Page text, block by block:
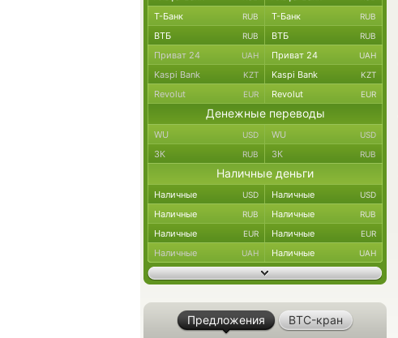
Т-Банк RUB Т-Банк RUB
ВТБ RUB ВТБ RUB
Приват 24 UAH Приват 24 UAH
Kaspi Bank KZT Kaspi Bank KZT
Revolut EUR Revolut EUR
Денежные переводы
WU USD WU USD
ЗК RUB ЗК RUB
Наличные деньги
Наличные USD Наличные USD
Наличные RUB Наличные RUB
Наличные EUR Наличные EUR
Наличные UAH Наличные UAH
Предложения BTC-кран